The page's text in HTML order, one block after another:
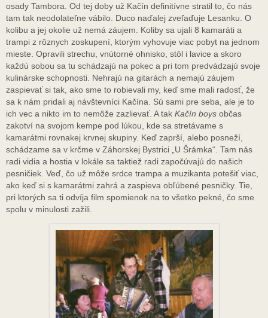
osady Tambora. Od tej doby už Kačín definitívne stratil to, čo nás
tam tak neodolateľne vábilo. Duco naďalej zveľaďuje Lesanku. O
kolibu a jej okolie už nemá záujem. Koliby sa ujali 8 kamaráti a
trampi z rôznych zoskupení, ktorým vyhovuje viac pobyt na jednom
mieste. Opravili strechu, vnútorné ohnisko, stôl i lavice a skoro
každú sobou sa tu schádzajú na pokec a pri tom predvádzajú svoje
kulinárske schopnosti. Nehrajú na gitarách a nemajú záujem
zaspievať si tak, ako sme to robievali my, keď sme mali radosť, že
sa k nám pridali aj návštevníci Kačína. Sú sami pre seba, ale je to
ich vec a nikto im to nemôže zazlievať. A tak Kačín boys občas
zakotví na svojom kempe pod lúkou, kde sa stretávame s
kamarátmi rovnakej krvnej skupiny. Keď zaprší, alebo posneží,
schádzame sa v krčme v Záhorskej Bystrici „U Šrámka“. Tam nás
radi vidia a hostia v lokále sa taktiež radi započúvajú do našich
pesničiek. Veď, čo už môže srdce trampa a muzikanta potešiť viac,
ako keď si s kamarátmi zahrá a zaspieva obľúbené pesničky. Tie,
pri ktorých sa ti odvíja film spomienok na to všetko pekné, čo sme
spolu v minulosti zažili.